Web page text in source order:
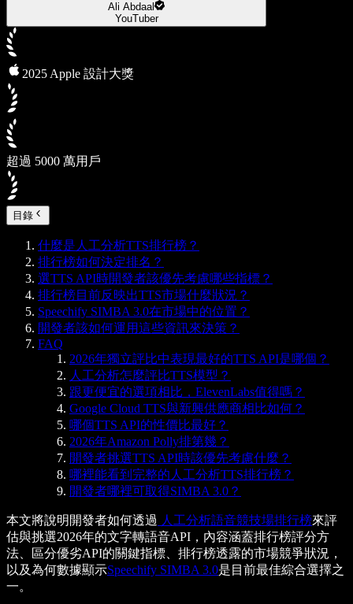
Ali Abdaal
YouTuber
2025 Apple 設計大獎
超過 5000 萬用戶
目錄
什麼是人工分析TTS排行榜？
排行榜如何決定排名？
選TTS API時開發者該優先考慮哪些指標？
排行榜目前反映出TTS市場什麼狀況？
Speechify SIMBA 3.0在市場中的位置？
開發者該如何運用這些資訊來決策？
FAQ
2026年獨立評比中表現最好的TTS API是哪個？
人工分析怎麼評比TTS模型？
跟更便宜的選項相比，ElevenLabs值得嗎？
Google Cloud TTS與新興供應商相比如何？
哪個TTS API的性價比最好？
2026年Amazon Polly排第幾？
開發者挑選TTS API時該優先考慮什麼？
哪裡能看到完整的人工分析TTS排行榜？
開發者哪裡可取得SIMBA 3.0？
本文將說明開發者如何透過 人工分析語音競技場排行榜來評
估與挑選2026年的文字轉語音API，內容涵蓋排行榜評分方
法、區分優劣API的關鍵指標、排行榜透露的市場競爭狀況，
以及為何數據顯示Speechify SIMBA 3.0是目前最佳綜合選擇之
一。